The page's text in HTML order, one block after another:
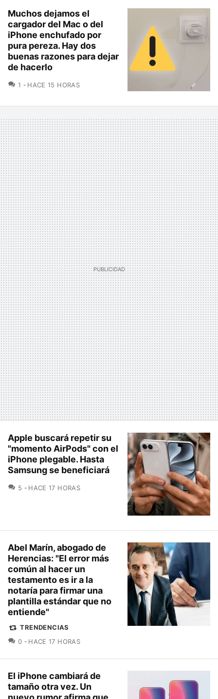
Muchos dejamos el
cargador del Mac o del
iPhone enchufado por
pura pereza. Hay dos
buenas razones para dejar
de hacerlo
1 COMENTARIOS
HACE 15 HORAS
Apple buscará repetir su
"momento AirPods" con el
iPhone plegable. Hasta
Samsung se beneficiará
5 COMENTARIOS
HACE 17 HORAS
Abel Marín, abogado de
Herencias: "El error más
común al hacer un
testamento es ir a la
notaría para firmar una
plantilla estándar que no
entiende"
TRENDENCIAS
0 COMENTARIOS
HACE 17 HORAS
El iPhone cambiará de
tamaño otra vez. Un